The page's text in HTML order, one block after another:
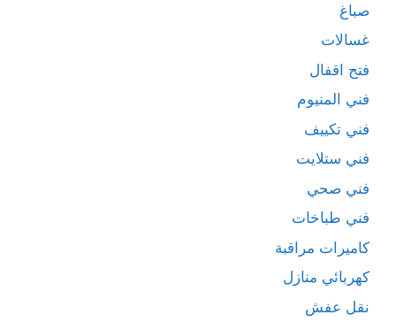
صباغ
غسالات
فتح اقفال
فني المنيوم
فني تكييف
فني ستلايت
فني صحي
فني طباخات
كاميرات مراقبة
كهربائي منازل
نقل عفش